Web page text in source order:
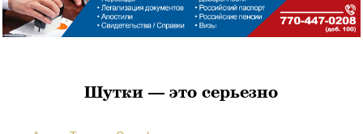
Шутки — это серьезно